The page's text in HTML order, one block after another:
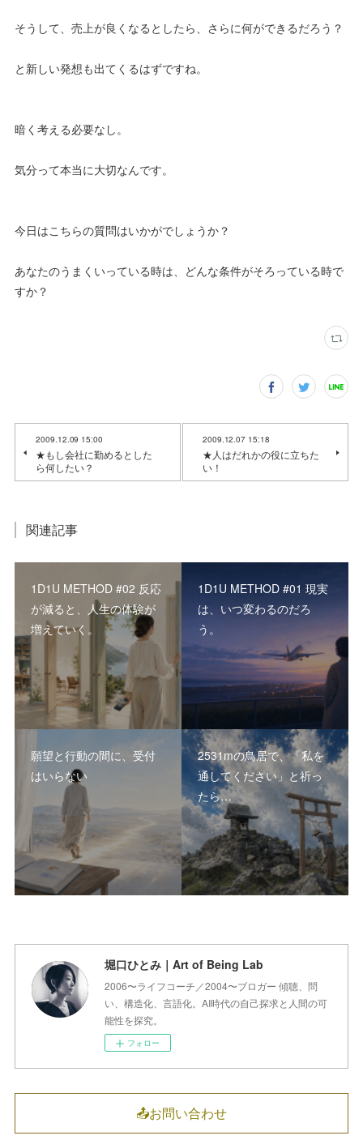
そうして、売上が良くなるとしたら、さらに何ができるだろう？
と新しい発想も出てくるはずですね。
暗く考える必要なし。
気分って本当に大切なんです。
今日はこちらの質問はいかがでしょうか？
あなたのうまくいっている時は、どんな条件がそろっている時で
すか？
2009.12.09 15:00
★もし会社に勤めるとした
ら何したい？
2009.12.07 15:18
★人はだれかの役に立ちた
い！
関連記事
1D1U METHOD #02 反応
が減ると、人生の体験が
増えていく。
1D1U METHOD #01 現実
は、いつ変わるのだろ
う。
願望と行動の間に、受付
はいらない
2531mの鳥居で、「私を
通してください」と祈っ
たら…
堀口ひとみ｜Art of Being Lab
2006〜ライフコーチ／2004〜ブロガー 傾聴、問
い、構造化、言語化。AI時代の自己探求と人間の可
能性を探究。
フォロー
📤お問い合わせ